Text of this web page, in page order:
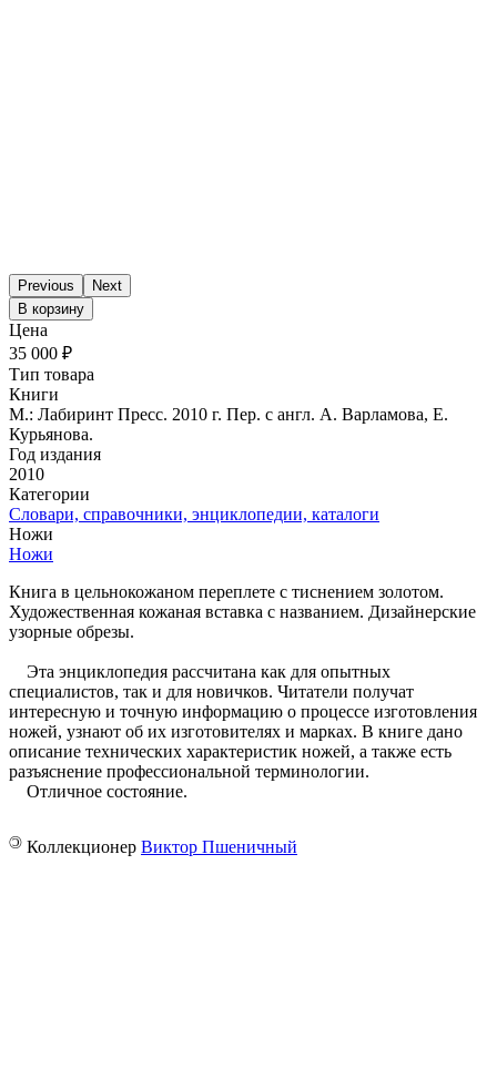
Previous
Next
В корзину
Цена
35 000 ₽
Тип товара
Книги
М.: Лабиринт Пресс. 2010 г. Пер. с англ. А. Варламова, Е.
Курьянова.
Год издания
2010
Категории
Словари, справочники, энциклопедии, каталоги
Ножи
Ножи
Книга в цельнокожаном переплете с тиснением золотом.
Художественная кожаная вставка с названием. Дизайнерские
узорные обрезы.
Эта энциклопедия рассчитана как для опытных
специалистов, так и для новичков. Читатели получат
интересную и точную информацию о процессе изготовления
ножей, узнают об их изготовителях и марках. В книге дано
описание технических характеристик ножей, а также есть
разъяснение профессиональной терминологии.
Отличное состояние.
© Коллекционер Виктор Пшеничный